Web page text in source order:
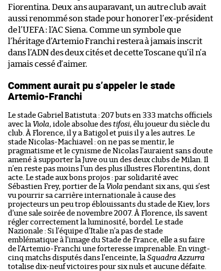
Fiorentina. Deux ans auparavant, un autre club avait
aussi renommé son stade pour honorer l’ex-président
de l’UEFA : l’AC Siena. Comme un symbole que
l’héritage d’Artemio Franchi restera à jamais inscrit
dans l’ADN des deux cités et de cette Toscane qu’il n’a
jamais cessé d’aimer.
Comment aurait pu s’appeler le stade
Artemio-Franchi
Le stade Gabriel Batistuta : 207 buts en 333 matchs officiels
avec la Viola, idole absolue des tifosi, élu joueur du siècle du
club. À Florence, il y a Batigol et puis il y a les autres. Le
stade Nicolas-Machiavel : on ne pas se mentir, le
pragmatisme et le cynisme de Nicolas l’auraient sans doute
amené à supporter la Juve ou un des deux clubs de Milan. Il
n’en reste pas moins l’un des plus illustres Florentins, dont
acte. Le stade aux bons projos : par solidarité avec
Sébastien Frey, portier de la Viola pendant six ans, qui s’est
vu pourrir sa carrière internationale à cause des
projecteurs un peu trop éblouissants du stade de Kiev, lors
d’une sale soirée de novembre 2007. À Florence, ils savent
régler correctement la luminosité, bordel. Le stade
Nazionale : Si l’équipe d’Italie n’a pas de stade
emblématique à l’image du Stade de France, elle a su faire
de l’Artemio-Franchi une forteresse imprenable. En vingt-
cinq matchs disputés dans l’enceinte, la Squadra Azzurra
totalise dix-neuf victoires pour six nuls et aucune défaite.